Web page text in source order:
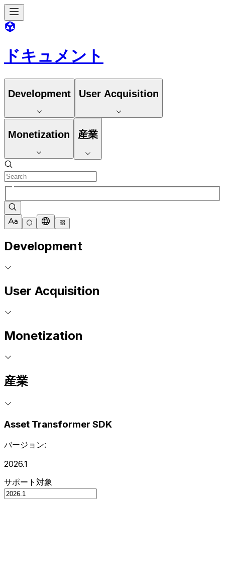
ドキュメント
Development User Acquisition
Monetization 産業
Development
User Acquisition
Monetization
産業
Asset Transformer SDK
バージョン:
2026.1
サポート対象